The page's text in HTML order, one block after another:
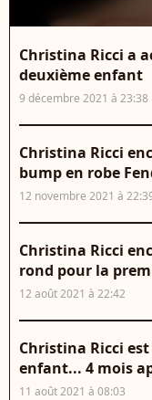
Christina Ricci a
deuxième enfant
9 décembre 2021 à 23:38
Christina Ricci
bump en robe
12 novembre 2021 à
Christina Ricci
rond pour la
12 août 2021 à 22:42
Christina Ricci
enfant... 4 mois
11 août 2021 à 08:03